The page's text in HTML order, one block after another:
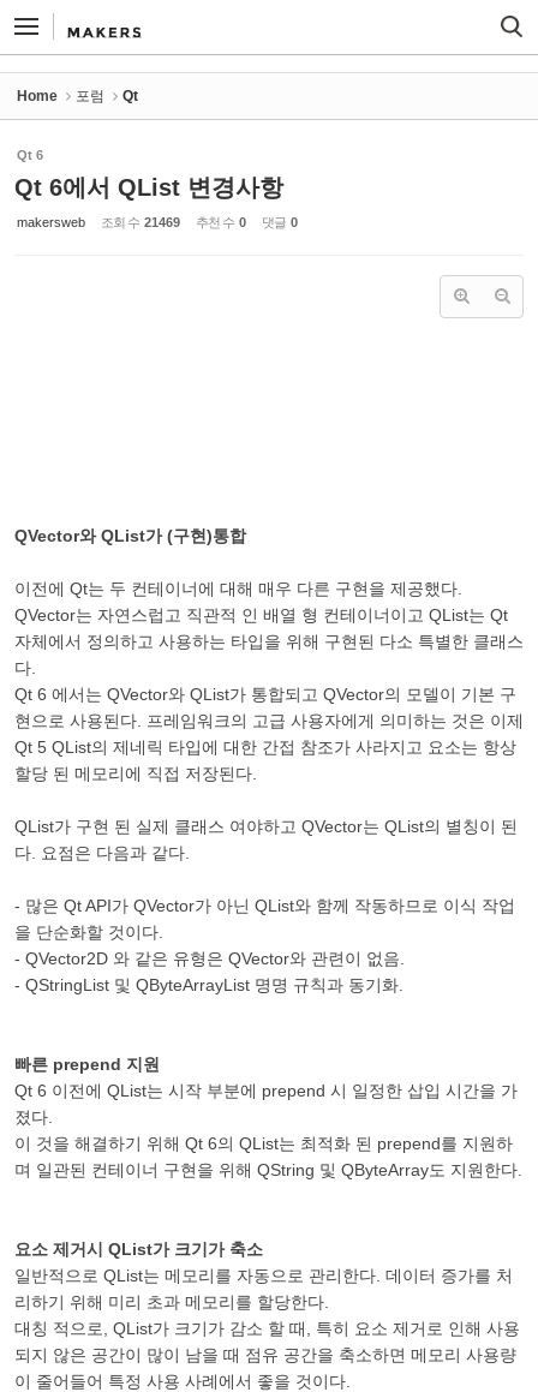
Home 포럼 Qt
Qt 6
Qt 6에서 QList 변경사항
makersweb 조회 수 21469 추천 수 0 댓글 0
QVector와 QList가 (구현)통합
이전에 Qt는 두 컨테이너에 대해 매우 다른 구현을 제공했다.
QVector는 자연스럽고 직관적 인 배열 형 컨테이너이고 QList는 Qt
자체에서 정의하고 사용하는 타입을 위해 구현된 다소 특별한 클래스
다.
Qt 6 에서는 QVector와 QList가 통합되고 QVector의 모델이 기본 구
현으로 사용된다. 프레임워크의 고급 사용자에게 의미하는 것은 이제
Qt 5 QList의 제네릭 타입에 대한 간접 참조가 사라지고 요소는 항상
할당 된 메모리에 직접 저장된다.
QList가 구현 된 실제 클래스 여야하고 QVector는 QList의 별칭이 된
다. 요점은 다음과 같다.
- 많은 Qt API가 QVector가 아닌 QList와 함께 작동하므로 이식 작업
을 단순화할 것이다.
- QVector2D 와 같은 유형은 QVector와 관련이 없음.
- QStringList 및 QByteArrayList 명명 규칙과 동기화.
빠른 prepend 지원
Qt 6 이전에 QList는 시작 부분에 prepend 시 일정한 삽입 시간을 가
졌다.
이 것을 해결하기 위해 Qt 6의 QList는 최적화 된 prepend를 지원하
며 일관된 컨테이너 구현을 위해 QString 및 QByteArray도 지원한다.
요소 제거시 QList가 크기가 축소
일반적으로 QList는 메모리를 자동으로 관리한다. 데이터 증가를 처
리하기 위해 미리 초과 메모리를 할당한다.
대칭 적으로, QList가 크기가 감소 할 때, 특히 요소 제거로 인해 사용
되지 않은 공간이 많이 남을 때 점유 공간을 축소하면 메모리 사용량
이 줄어들어 특정 사용 사례에서 좋을 것이다.